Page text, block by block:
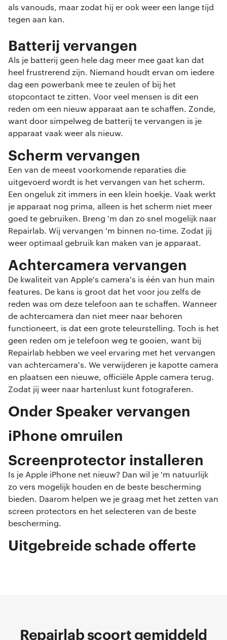
als vanouds, maar zodat hij er ook weer een lange tijd
tegen aan kan.
Batterij vervangen
Als je batterij geen hele dag meer mee gaat kan dat
heel frustrerend zijn. Niemand houdt ervan om iedere
dag een powerbank mee te zeulen of bij het
stopcontact te zitten. Voor veel mensen is dit een
reden om een nieuw apparaat aan te schaffen. Zonde,
want door simpelweg de batterij te vervangen is je
apparaat vaak weer als nieuw.
Scherm vervangen
Een van de meest voorkomende reparaties die
uitgevoerd wordt is het vervangen van het scherm.
Een ongeluk zit immers in een klein hoekje. Vaak werkt
je apparaat nog prima, alleen is het scherm niet meer
goed te gebruiken. Breng 'm dan zo snel mogelijk naar
Repairlab. Wij vervangen 'm binnen no-time. Zodat jij
weer optimaal gebruik kan maken van je apparaat.
Achtercamera vervangen
De kwaliteit van Apple's camera's is één van hun main
features. De kans is groot dat het voor jou zelfs de
reden was om deze telefoon aan te schaffen. Wanneer
de achtercamera dan niet meer naar behoren
functioneert, is dat een grote teleurstelling. Toch is het
geen reden om je telefoon weg te gooien, want bij
Repairlab hebben we veel ervaring met het vervangen
van achtercamera's. We verwijderen je kapotte camera
en plaatsen een nieuwe, officiële Apple camera terug.
Zodat jij weer naar hartenlust kunt fotograferen.
Onder Speaker vervangen
iPhone omruilen
Screenprotector installeren
Is je Apple iPhone net nieuw? Dan wil je 'm natuurlijk
zo vers mogelijk houden en de beste bescherming
bieden. Daarom helpen we je graag met het zetten van
screen protectors en het selecteren van de beste
bescherming.
Uitgebreide schade offerte
Repairlab scoort gemiddeld